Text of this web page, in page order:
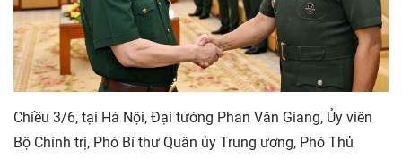
Chiều 3/6, tại Hà Nội, Đại tướng Phan Văn Giang, Ủy viên
Bộ Chính trị, Phó Bí thư Quân ủy Trung ương, Phó Thủ